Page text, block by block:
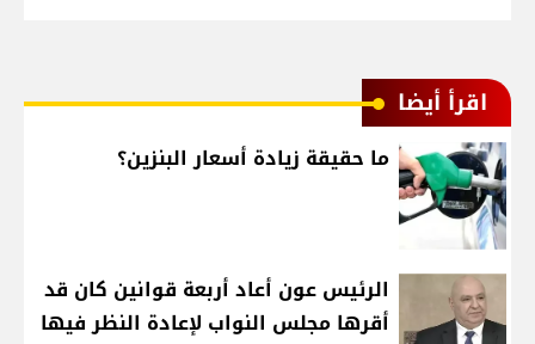
اقرأ أيضا
ما حقيقة زيادة أسعار البنزين؟
الرئيس عون أعاد أربعة قوانين كان قد
أقرها مجلس النواب لإعادة النظر فيها